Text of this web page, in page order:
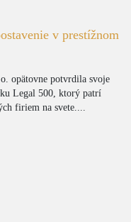
v prestížnom
opätovne potvrdila svoje
Legal 500, ktorý patrí
firiem na svete....